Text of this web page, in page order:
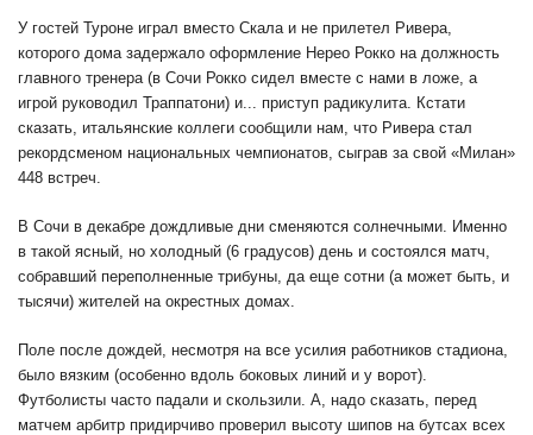
У гостей Туроне играл вместо Скала и не прилетел Ривера,
которого дома задержало оформление Нерео Рокко на должность
главного тренера (в Сочи Рокко сидел вместе с нами в ложе, а
игрой руководил Траппатони) и... приступ радикулита. Кстати
сказать, итальянские коллеги сообщили нам, что Ривера стал
рекордсменом национальных чемпионатов, сыграв за свой «Милан»
448 встреч.
В Сочи в декабре дождливые дни сменяются солнечными. Именно
в такой ясный, но холодный (6 градусов) день и состоялся матч,
собравший переполненные трибуны, да еще сотни (а может быть, и
тысячи) жителей на окрестных домах.
Поле после дождей, несмотря на все усилия работников стадиона,
было вязким (особенно вдоль боковых линий и у ворот).
Футболисты часто падали и скользили. А, надо сказать, перед
матчем арбитр придирчиво проверил высоту шипов на бутсах всех